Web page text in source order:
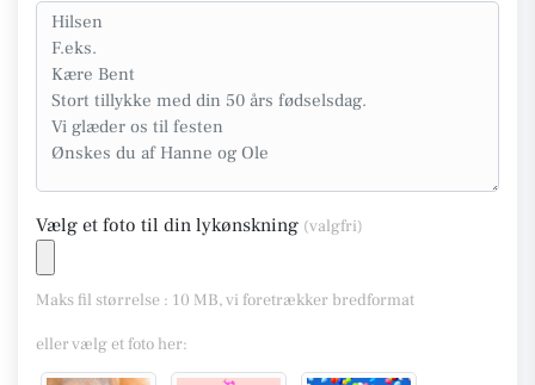
Vælg et foto til din lykønskning (valgfri)
Maks fil størrelse : 10 MB, vi foretrækker bredformat
eller vælg et foto her: